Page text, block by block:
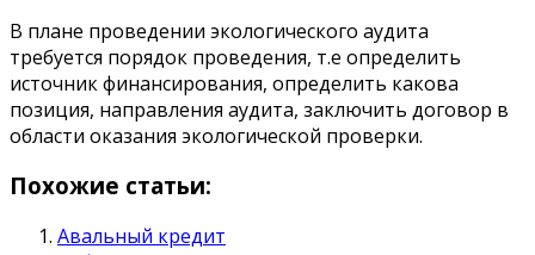
В плане проведении экологического аудита
требуется порядок проведения, т.е определить
источник финансирования, определить какова
позиция, направления аудита, заключить договор в
области оказания экологической проверки.
Похожие статьи:
Авальный кредит